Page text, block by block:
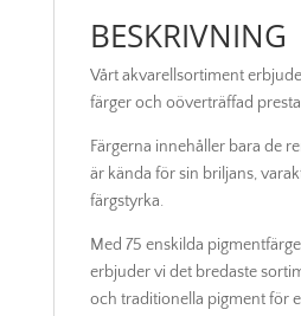
mängdBESKRIVNING
Vårt akvarellsortiment
färger och oöverträffad
Färgerna innehåller bara de
är kända för sin briljans,
färgstyrka.
Med 75 enskilda
erbjuder vi det bredaste
och traditionella pigment för